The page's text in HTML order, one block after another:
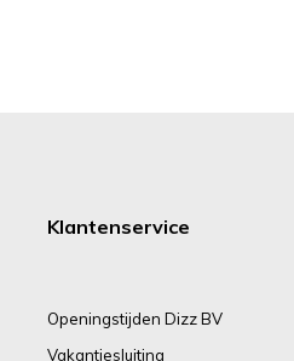
Klantenservice
Openingstijden Dizz BV
Vakantiesluiting